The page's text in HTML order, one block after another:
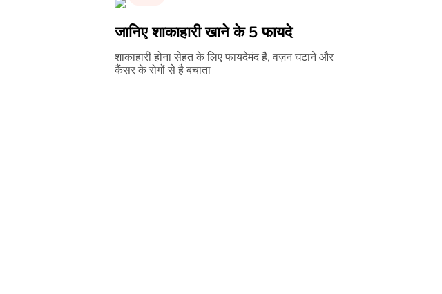
जानिए शाकाहारी खाने के 5 फायदे
शाकाहारी होना सेहत के लिए फायदेमंद है, वज़न घटाने और
कैंसर के रोगों से है बचाता